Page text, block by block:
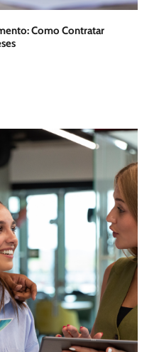
Como Contratar